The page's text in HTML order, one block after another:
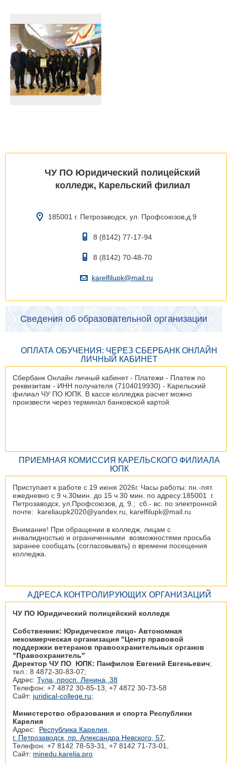
ЧУ ПО Юридический полицейский
колледж, Карельский филиал
185001 г. Петрозаводск, ул. Профсоюзов,д.9
8 (8142) 77-17-94
8 (8142) 70-48-70
karelfilupk@mail.ru
Сведения об образовательной организации
ОПЛАТА ОБУЧЕНИЯ: ЧЕРЕЗ СБЕРБАНК ОНЛАЙН
ЛИЧНЫЙ КАБИНЕТ
Сбербанк Онлайн личный кабинет - Платежи - Платеж по
реквизитам - ИНН получателя (7104019930) - Карельский
филиал ЧУ ПО ЮПК. В кассе колледжа расчет можно
произвести через терминал банковской картой.
ПРИЕМНАЯ КОМИССИЯ КАРЕЛЬСКОГО ФИЛИАЛА
ЮПК
Приступает к работе с 19 июня 2026г. Часы работы: пн.-пят.
ежедневно с 9 ч.30мин. до 15 ч 30 мин. по адресу:185001 г.
Петрозаводск, ул.Профсоюзов, д. 9.; сб.- вс. по электронной
почте: kareliaupk2020@yandex.ru, karelfilupk@mail.ru
Внимание! При обращении в колледж, лицам с
инвалидностью и ограниченными возможностями просьба
заранее сообщать (согласовывать) о времени посещения
колледжа.
АДРЕСА КОНТРОЛИРУЮЩИХ ОРГАНИЗАЦИЙ
ЧУ ПО Юридический полицейский колледж
Собственник: Юридическое лицо- Автономная
некоммерческая организация "Центр правовой
поддержки ветеранов правоохранительных органов
"Правоохранитель"
Директор ЧУ ПО ЮПК: Панфилов Евгений Евгеньевич;
тел.: 8 4872-30-83-07;
Адрес:Тула, просп. Ленина, 38
Телефон: +7 4872 30‑85-13, +7 4872 30‑73-58
Сайт: juridical-college.ru;
Министерство образования и спорта Республики
Карелия
Адрес: Республика Карелия,
г. Петрозаводск, пр. Александра Невского, 57;
Телефон: +7 8142 78‑53-31, +7 8142 71‑73-01,
Сайт: minedu.karelia.pro